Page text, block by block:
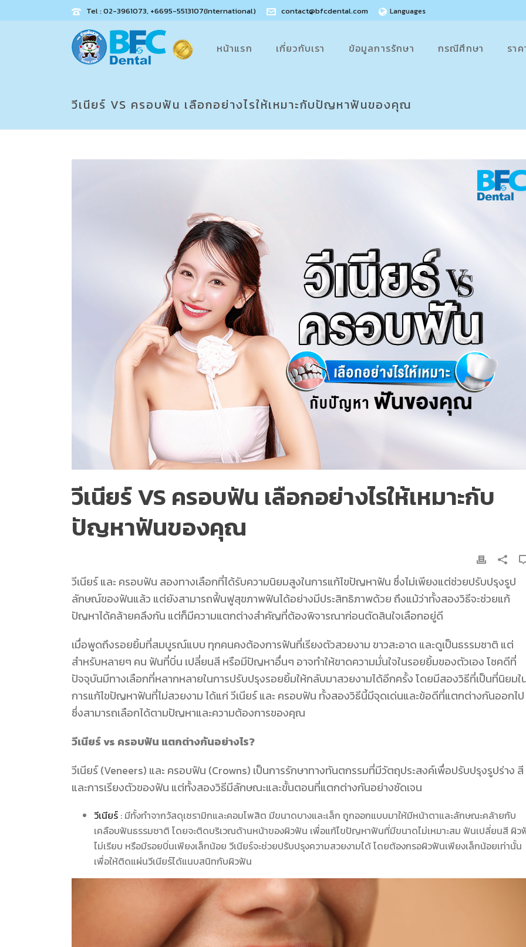
Tel : 02-3961073, +6695-5513107(International) contact@bfcdental.com Languages
หน้าแรก เกี่ยวกับเรา ข้อมูลการรักษา กรณีศึกษา รา
วีเนียร์ VS ครอบฟัน เลือกอย่างไรให้เหมาะกับปัญหาฟันของคุณ
วีเนียร์ VS ครอบฟัน เลือกอย่างไรให้เหมาะกับ
ปัญหาฟันของคุณ
วีเนียร์และ ครอบฟัน สองทางเลือกที่ได้รับความนิยมสูงในการแก้ไขปัญหาฟัน ซึ่งไม่เพียงแต่ช่วยปรับปรุงรูป
ลักษณ์ของฟันแล้ว แต่ยังสามารถฟื้นฟูสุขภาพฟันได้อย่างมีประสิทธิภาพด้วย ถึงแม้ว่าทั้งสองวิธีจะช่วยแก้
ปัญหาได้คล้ายคลึงกัน แต่ก็มีความแตกต่างสำคัญที่ต้องพิจารณาก่อนตัดสินใจเลือกอยู่ดี
เมื่อพูดถึงรอยยิ้มที่สมบูรณ์แบบ ทุกคนคงต้องการฟันที่เรียงตัวสวยงาม ขาวสะอาด และดูเป็นธรรมชาติ แต่
สำหรับหลายๆ คน ฟันที่บิ่น เปลี่ยนสี หรือมีปัญหาอื่นๆ อาจทำให้ขาดความมั่นใจในรอยยิ้มของตัวเอง โชคดีที่
ปัจจุบันมีทางเลือกที่หลากหลายในการปรับปรุงรอยยิ้มให้กลับมาสวยงามได้อีกครั้ง โดยมีสองวิธีที่เป็นที่นิยมใ
การแก้ไขปัญหาฟันที่ไม่สวยงาม ได้แก่ วีเนียร์ และ ครอบฟัน ทั้งสองวิธีนี้มีจุดเด่นและข้อดีที่แตกต่างกันออกไป
ซึ่งสามารถเลือกได้ตามปัญหาและความต้องการของคุณ
วีเนียร์ vs ครอบฟัน แตกต่างกันอย่างไร?
วีเนียร์ (Veneers) และ ครอบฟัน (Crowns) เป็นการรักษาทางทันตกรรมที่มีวัตถุประสงค์เพื่อปรับปรุงรูปร่าง สี
และการเรียงตัวของฟัน แต่ทั้งสองวิธีมีลักษณะและขั้นตอนที่แตกต่างกันอย่างชัดเจน
วีเนียร์: มีทั้งทำจากวัสดุเซรามิกและคอมโพสิต มีขนาดบางและเล็ก ถูกออกแบบมาให้มีหน้าตาและลักษณะคล้ายกับ
เคลือบฟันธรรมชาติ โดยจะติดบริเวณด้านหน้าของผิวฟัน เพื่อแก้ไขปัญหาฟันที่มีขนาดไม่เหมาะสม ฟันเปลี่ยนสี ผิว
ไม่เรียบ หรือมีรอยบิ่นเพียงเล็กน้อย วีเนียร์จะช่วยปรับปรุงความสวยงามได้ โดยต้องกรอผิวฟันเพียงเล็กน้อยเท่านั้น
เพื่อให้ติดแผ่นวีเนียร์ได้แนบสนิทกับผิวฟัน